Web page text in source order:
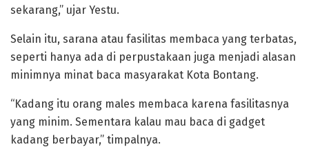
sekarang,” ujar Yestu.
Selain itu, sarana atau fasilitas membaca yang terbatas,
seperti hanya ada di perpustakaan juga menjadi alasan
minimnya minat baca masyarakat Kota Bontang.
“Kadang itu orang males membaca karena fasilitasnya
yang minim. Sementara kalau mau baca di gadget
kadang berbayar,” timpalnya.